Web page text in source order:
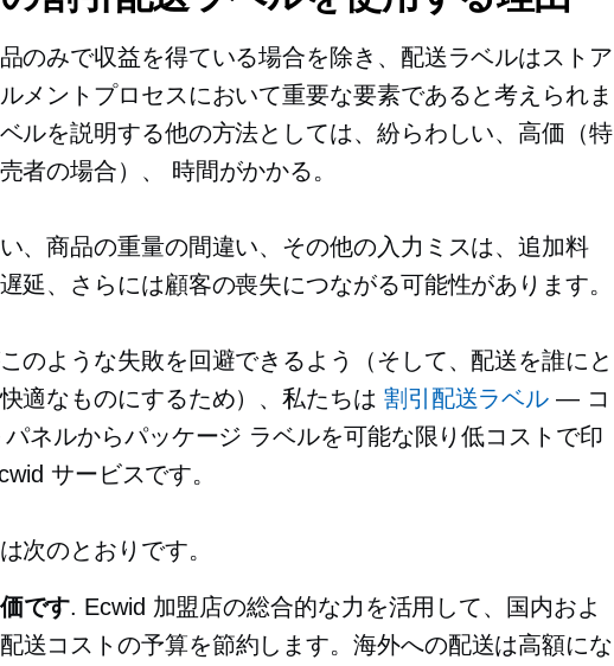
のみで収益を得ている場合を除き、配送ラベルはストア
メントプロセスにおいて重要な要素であると考えられま
ルを説明する他の方法としては、紛らわしい、高価（特
者の場合）、 時間がかかる。
、商品の重量の間違い、その他の入力ミスは、追加料
延、さらには顧客の喪失につながる可能性があります。
のような失敗を回避できるよう（そして、配送を誰にと
適なものにするため）、私たちは 割引配送ラベル — コ
パネルからパッケージ ラベルを可能な限り低コストで印
サービスです。
次のとおりです。
です. Ecwid 加盟店の総合的な力を活用して、国内およ
送コストの予算を節約します。海外への配送は高額にな